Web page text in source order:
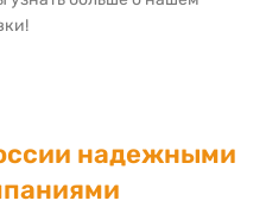
надежными